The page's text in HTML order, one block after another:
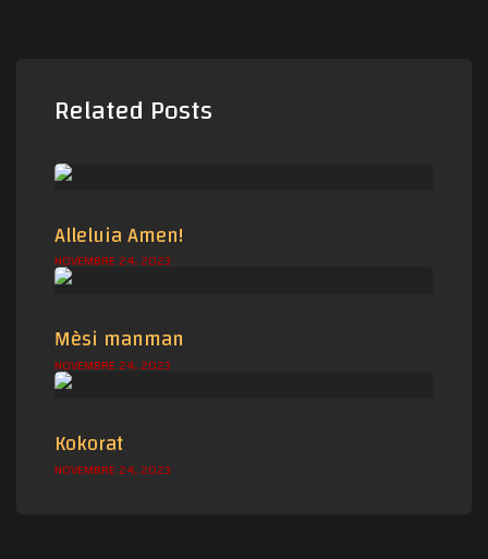
Related Posts
Alleluia Amen!
NOVEMBRE 24, 2023
Mèsi manman
NOVEMBRE 24, 2023
Kokorat
NOVEMBRE 24, 2023